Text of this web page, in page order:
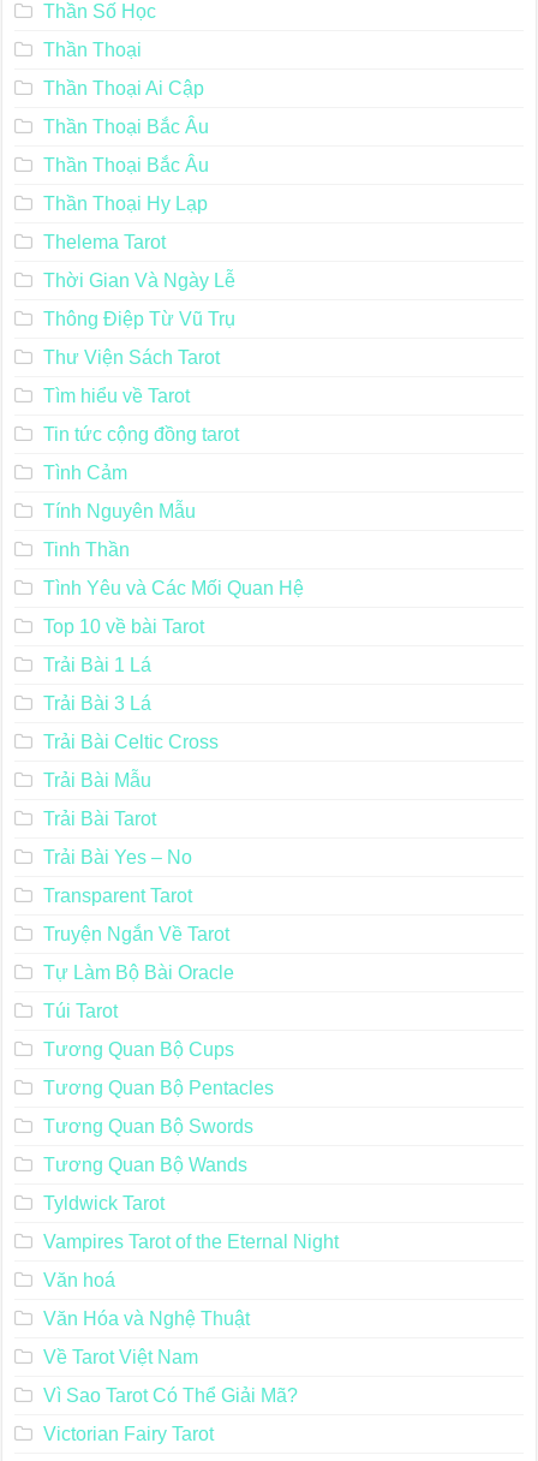
Thần Số Học
Thần Thoại
Thần Thoại Ai Cập
Thần Thoại Bắc Âu
Thần Thoại Bắc Âu
Thần Thoại Hy Lạp
Thelema Tarot
Thời Gian Và Ngày Lễ
Thông Điệp Từ Vũ Trụ
Thư Viện Sách Tarot
Tìm hiểu về Tarot
Tin tức cộng đồng tarot
Tình Cảm
Tính Nguyên Mẫu
Tinh Thần
Tình Yêu và Các Mối Quan Hệ
Top 10 về bài Tarot
Trải Bài 1 Lá
Trải Bài 3 Lá
Trải Bài Celtic Cross
Trải Bài Mẫu
Trải Bài Tarot
Trải Bài Yes – No
Transparent Tarot
Truyện Ngắn Về Tarot
Tự Làm Bộ Bài Oracle
Túi Tarot
Tương Quan Bộ Cups
Tương Quan Bộ Pentacles
Tương Quan Bộ Swords
Tương Quan Bộ Wands
Tyldwick Tarot
Vampires Tarot of the Eternal Night
Văn hoá
Văn Hóa và Nghệ Thuật
Về Tarot Việt Nam
Vì Sao Tarot Có Thể Giải Mã?
Victorian Fairy Tarot